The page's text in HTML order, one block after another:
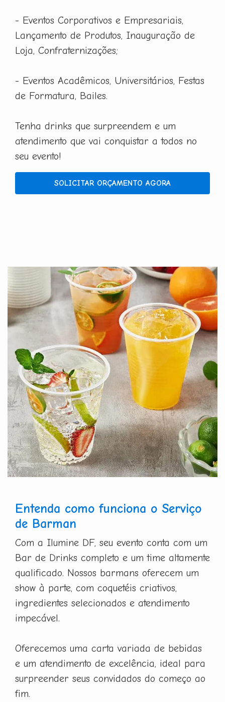
- Eventos Corporativos e Empresariais,
Lançamento de Produtos, Inauguração de
Loja, Confraternizações;
- Eventos Acadêmicos, Universitários, Festas
de Formatura, Bailes.
Tenha drinks que surpreendem e um
atendimento que vai conquistar a todos no
seu evento!
SOLICITAR ORÇAMENTO AGORA
Entenda como funciona o Serviço
de Barman
Com a Ilumine DF, seu evento conta com um
Bar de Drinks completo e um time altamente
qualificado. Nossos barmans oferecem um
show à parte, com coquetéis criativos,
ingredientes selecionados e atendimento
impecável.
Oferecemos uma carta variada de bebidas
e um atendimento de excelência, ideal para
surpreender seus convidados do começo ao
fim.